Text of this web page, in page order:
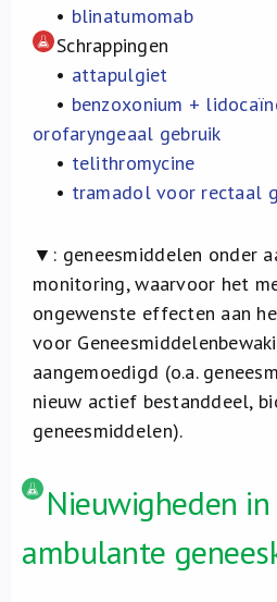
• blinatumomab
Schrappingen
• attapulgiet
• benzoxonium +
orofaryngeaal gebruik
• telithromycine
• tramadol voor rectaal
▼: geneesmiddelen onder
monitoring, waarvoor het
ongewenste effecten aan
voor
aangemoedigd (o.a.
nieuw actief bestanddeel,
geneesmiddelen).
Nieuwigheden in
ambulante